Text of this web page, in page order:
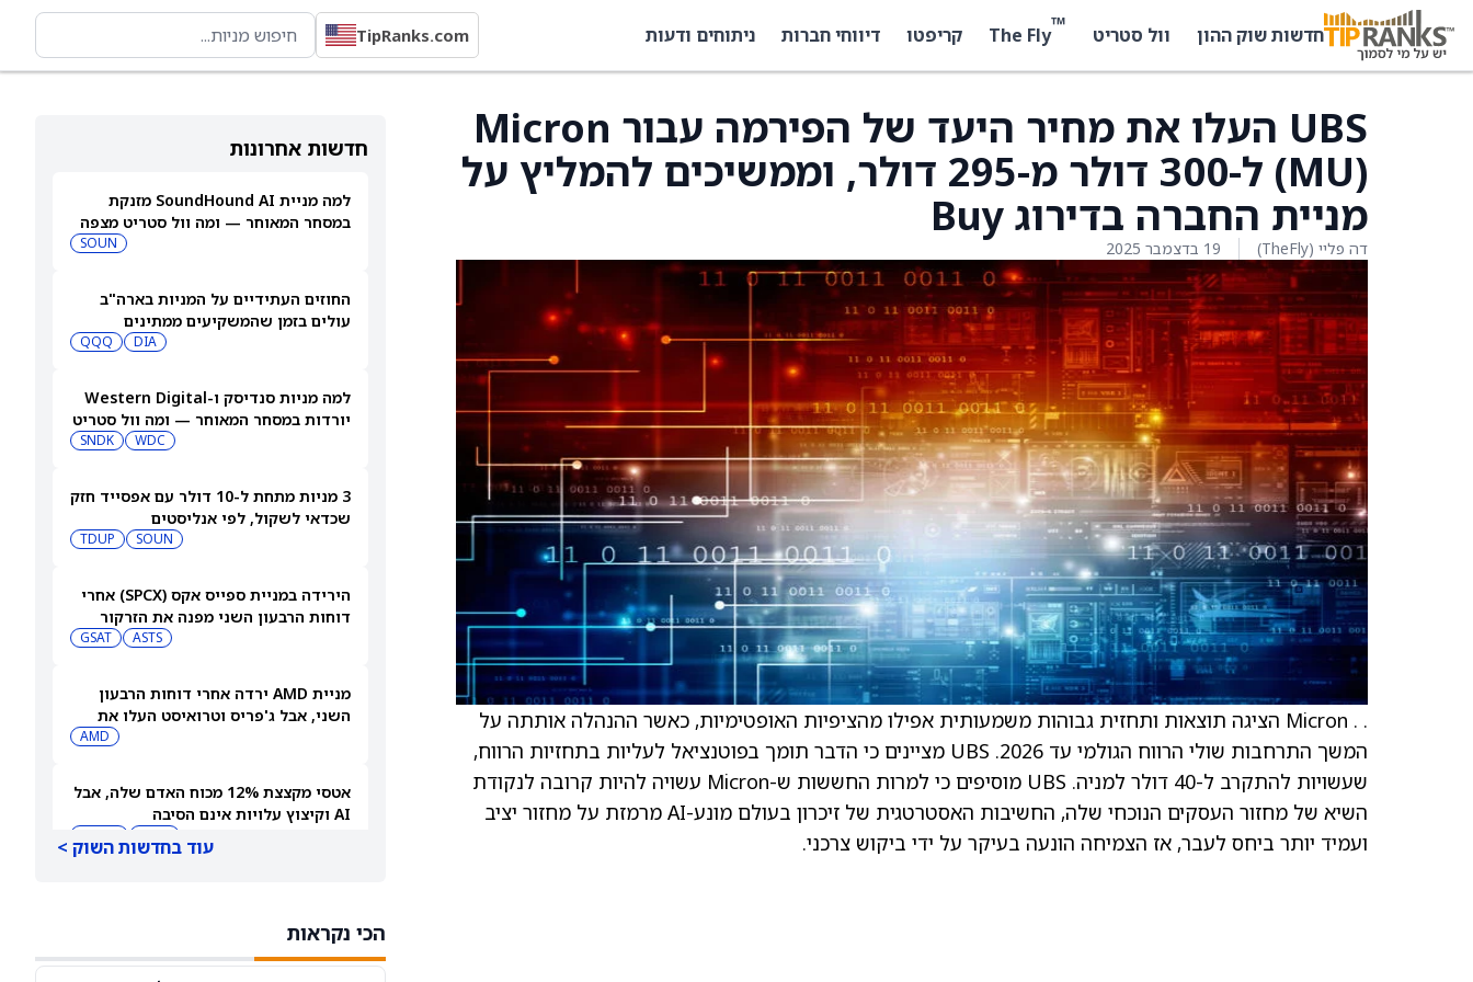
חדשות שוק ההון וול סטריט ™
The Fly קריפטו דיווחי חברות ניתוחים ודעות TipRanks.com
חדשות אחרונות
למה מניית SoundHound AI מזנקת
במסחר המאוחר — ומה וול סטריט מצפה
SOUN
החוזים העתידיים על המניות בארה"ב
עולים בזמן שהמשקיעים ממתינים
DIA
QQQ
למה מניות סנדיסק ו-Western Digital
יורדות במסחר המאוחר — ומה וול סטריט
WDC
SNDK
3 מניות מתחת ל-10 דולר עם אפסייד חזק
שכדאי לשקול, לפי אנליסטים
SOUN
TDUP
הירידה במניית ספייס אקס (SPCX) אחרי
דוחות הרבעון השני מפנה את הזרקור
לקרנות סל חלל עם חשיפה גבוהה
ASTS
GSAT
מניית AMD ירדה אחרי דוחות הרבעון
השני, אבל ג'פריס וטרואיסט העלו את
AMD
אטסי מקצצת 12% מכוח האדם שלה, אבל
AI וקיצוץ עלויות אינם הסיבה
מחיר היעד למניית אנבידיה (אנבידיה)
עוד בחדשות השוק >
הכי נקראות
UBS העלו את מחיר היעד של הפירמה עבור Micron
‏(MU) ל-300 דולר מ-295 דולר, וממשיכים להמליץ על
מניית החברה בדירוג Buy
דה פליי (TheFly) 19 בדצמבר 2025
. . Micron הציגה תוצאות ותחזית גבוהות משמעותית אפילו מהציפיות האופטימיות, כאשר ההנהלה אותתה על
המשך התרחבות שולי הרווח הגולמי עד 2026. UBS מציינים כי הדבר תומך בפוטנציאל לעליות בתחזיות הרווח,
שעשויות להתקרב ל-40 דולר למניה. UBS מוסיפים כי למרות החששות ש-Micron עשויה להיות קרובה לנקודת
השיא של מחזור העסקים הנוכחי שלה, החשיבות האסטרטגית של זיכרון בעולם מונע-AI מרמזת על מחזור יציב
ועמיד יותר ביחס לעבר, אז הצמיחה הונעה בעיקר על ידי ביקוש צרכני.